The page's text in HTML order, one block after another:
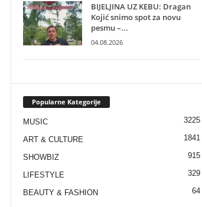
BIJELJINA UZ KEBU: Dragan
Kojić snimo spot za novu
pesmu –...
04.08.2026
Popularne Kategorije
MUSIC 3225
ART & CULTURE 1841
SHOWBIZ 915
LIFESTYLE 329
BEAUTY & FASHION 64